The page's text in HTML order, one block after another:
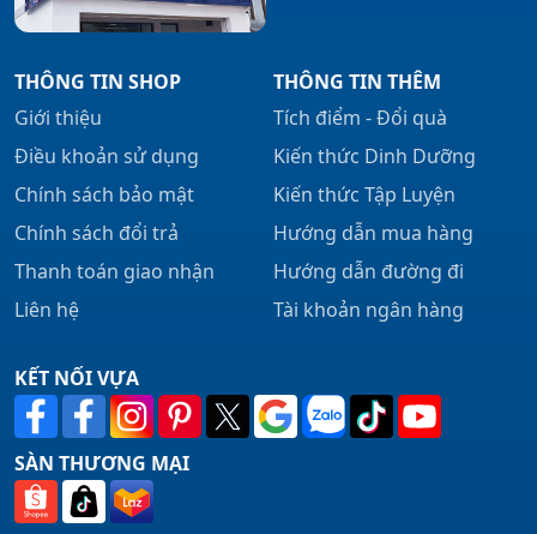
THÔNG TIN SHOP
Giới thiệu
Điều khoản sử dụng
Chính sách bảo mật
Chính sách đổi trả
Thanh toán giao nhận
Liên hệ
THÔNG TIN THÊM
Tích điểm - Đổi quà
Kiến thức Dinh Dưỡng
Kiến thức Tập Luyện
Hướng dẫn mua hàng
Hướng dẫn đường đi
Tài khoản ngân hàng
KẾT NỐI VỰA
SÀN THƯƠNG MẠI